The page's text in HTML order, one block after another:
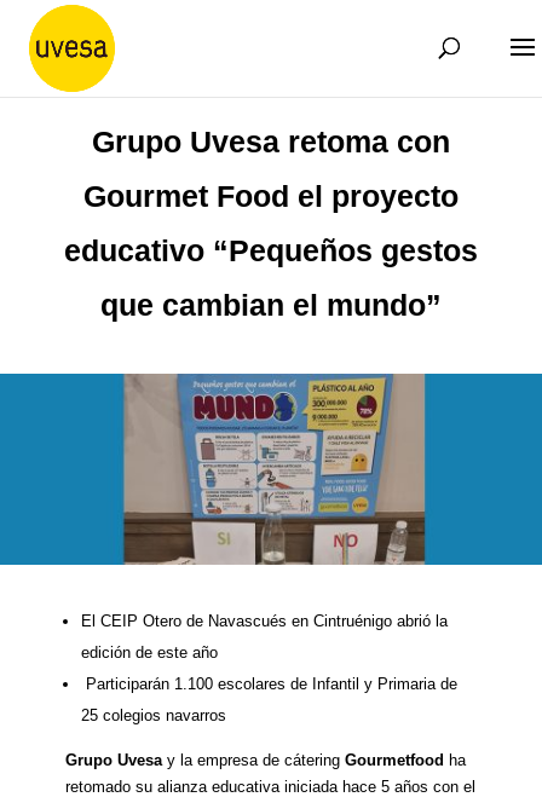
Grupo Uvesa retoma con
Gourmet Food el proyecto
educativo “Pequeños gestos
que cambian el mundo”
El CEIP Otero de Navascués en Cintruénigo abrió la
edición de este año
Participarán 1.100 escolares de Infantil y Primaria de
25 colegios navarros
Grupo Uvesay la empresa de cátering Gourmetfood ha
retomado su alianza educativa iniciada hace 5 años con el